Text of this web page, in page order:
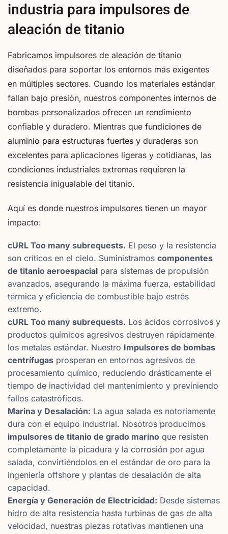
industria para impulsores de
aleación de titanio
Fabricamos impulsores de aleación de titanio
diseñados para soportar los entornos más exigentes
en múltiples sectores. Cuando los materiales estándar
fallan bajo presión, nuestros componentes internos de
bombas personalizados ofrecen un rendimiento
confiable y duradero. Mientras que fundiciones de
aluminio para estructuras fuertes y duraderas son
excelentes para aplicaciones ligeras y cotidianas, las
condiciones industriales extremas requieren la
resistencia inigualable del titanio.
Aquí es donde nuestros impulsores tienen un mayor
impacto:
cURL Too many subrequests. El peso y la resistencia
son críticos en el cielo. Suministramos componentes
de titanio aeroespacial para sistemas de propulsión
avanzados, asegurando la máxima fuerza, estabilidad
térmica y eficiencia de combustible bajo estrés
extremo.
cURL Too many subrequests. Los ácidos corrosivos y
productos químicos agresivos destruyen rápidamente
los metales estándar. Nuestro Impulsores de bombas
centrífugas prosperan en entornos agresivos de
procesamiento químico, reduciendo drásticamente el
tiempo de inactividad del mantenimiento y previniendo
fallos catastróficos.
Marina y Desalación: La agua salada es notoriamente
dura con el equipo industrial. Nosotros producimos
impulsores de titanio de grado marino que resisten
completamente la picadura y la corrosión por agua
salada, convirtiéndolos en el estándar de oro para la
ingeniería offshore y plantas de desalación de alta
capacidad.
Energía y Generación de Electricidad: Desde sistemas
hidro de alta resistencia hasta turbinas de gas de alta
velocidad, nuestras piezas rotativas mantienen una